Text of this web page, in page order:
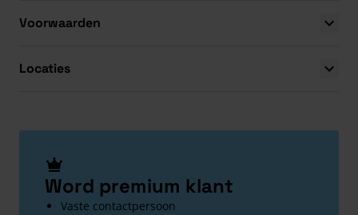
Voorwaarden
Locaties
Word premium klant
Vaste contactpersoon